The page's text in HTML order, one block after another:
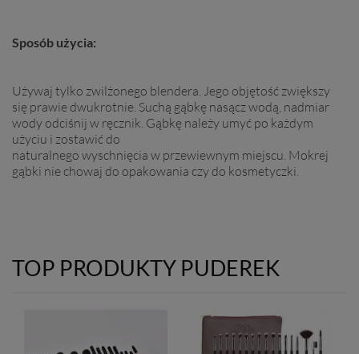
Sposób użycia:
Używaj tylko zwilżonego blendera. Jego objętość zwiększy
się prawie dwukrotnie. Suchą gąbkę nasącz wodą, nadmiar
wody odciśnij w ręcznik. Gąbkę należy umyć po każdym
użyciu i zostawić do
naturalnego wyschnięcia w przewiewnym miejscu. Mokrej
gąbki nie chowaj do opakowania czy do kosmetyczki.
TOP PRODUKTY PUDEREK